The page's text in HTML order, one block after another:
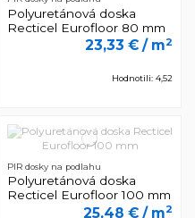
Polyuretánová doska
Recticel Eurofloor 80 mm
23,33 € / m2
Hodnotili: 4,52
PIR dosky na podlahu
Polyuretánová doska
Recticel Eurofloor 100 mm
25,48 € / m2